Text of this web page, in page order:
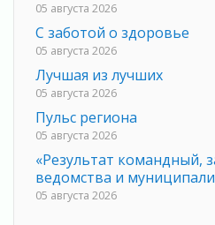
05 августа 2026
С заботой о здоровье
05 августа 2026
Лучшая из лучших
05 августа 2026
Пульс региона
05 августа 2026
«Результат командный,
ведомства и
05 августа 2026